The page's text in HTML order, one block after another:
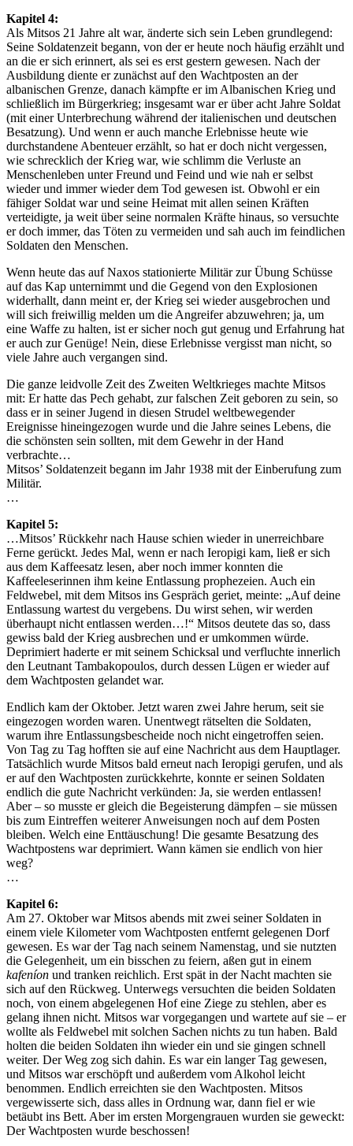
Kapitel 4:
Als Mitsos 21 Jahre alt war, änderte sich sein Leben grundlegend:
Seine Soldatenzeit begann, von der er heute noch häufig erzählt und
an die er sich erinnert, als sei es erst gestern gewesen. Nach der
Ausbildung diente er zunächst auf den Wachtposten an der
albanischen Grenze, danach kämpfte er im Albanischen Krieg und
schließlich im Bürgerkrieg; insgesamt war er über acht Jahre Soldat
(mit einer Unterbrechung während der italienischen und deutschen
Besatzung). Und wenn er auch manche Erlebnisse heute wie
durchstandene Abenteuer erzählt, so hat er doch nicht vergessen,
wie schrecklich der Krieg war, wie schlimm die Verluste an
Menschenleben unter Freund und Feind und wie nah er selbst
wieder und immer wieder dem Tod gewesen ist. Obwohl er ein
fähiger Soldat war und seine Heimat mit allen seinen Kräften
verteidigte, ja weit über seine normalen Kräfte hinaus, so versuchte
er doch immer, das Töten zu vermeiden und sah auch im feindlichen
Soldaten den Menschen.
Wenn heute das auf Naxos stationierte Militär zur Übung Schüsse
auf das Kap unternimmt und die Gegend von den Explosionen
widerhallt, dann meint er, der Krieg sei wieder ausgebrochen und
will sich freiwillig melden um die Angreifer abzuwehren; ja, um
eine Waffe zu halten, ist er sicher noch gut genug und Erfahrung hat
er auch zur Genüge! Nein, diese Erlebnisse vergisst man nicht, so
viele Jahre auch vergangen sind.
Die ganze leidvolle Zeit des Zweiten Weltkrieges machte Mitsos
mit: Er hatte das Pech gehabt, zur falschen Zeit geboren zu sein, so
dass er in seiner Jugend in diesen Strudel weltbewegender
Ereignisse hineingezogen wurde und die Jahre seines Lebens, die
die schönsten sein sollten, mit dem Gewehr in der Hand
verbrachte…
Mitsos’ Soldatenzeit begann im Jahr 1938 mit der Einberufung zum
Militär.
…
Kapitel 5:
…Mitsos’ Rückkehr nach Hause schien wieder in unerreichbare
Ferne gerückt. Jedes Mal, wenn er nach Ieropigi kam, ließ er sich
aus dem Kaffeesatz lesen, aber noch immer konnten die
Kaffeeleserinnen ihm keine Entlassung prophezeien. Auch ein
Feldwebel, mit dem Mitsos ins Gespräch geriet, meinte: „Auf deine
Entlassung wartest du vergebens. Du wirst sehen, wir werden
überhaupt nicht entlassen werden…!“ Mitsos deutete das so, dass
gewiss bald der Krieg ausbrechen und er umkommen würde.
Deprimiert haderte er mit seinem Schicksal und verfluchte innerlich
den Leutnant Tambakopoulos, durch dessen Lügen er wieder auf
dem Wachtposten gelandet war.
Endlich kam der Oktober. Jetzt waren zwei Jahre herum, seit sie
eingezogen worden waren. Unentwegt rätselten die Soldaten,
warum ihre Entlassungsbescheide noch nicht eingetroffen seien.
Von Tag zu Tag hofften sie auf eine Nachricht aus dem Hauptlager.
Tatsächlich wurde Mitsos bald erneut nach Ieropigi gerufen, und als
er auf den Wachtposten zurückkehrte, konnte er seinen Soldaten
endlich die gute Nachricht verkünden: Ja, sie werden entlassen!
Aber – so musste er gleich die Begeisterung dämpfen – sie müssen
bis zum Eintreffen weiterer Anweisungen noch auf dem Posten
bleiben. Welch eine Enttäuschung! Die gesamte Besatzung des
Wachtpostens war deprimiert. Wann kämen sie endlich von hier
weg?
…
Kapitel 6:
Am 27. Oktober war Mitsos abends mit zwei seiner Soldaten in
einem viele Kilometer vom Wachtposten entfernt gelegenen Dorf
gewesen. Es war der Tag nach seinem Namenstag, und sie nutzten
die Gelegenheit, um ein bisschen zu feiern, aßen gut in einem
kafeníon und tranken reichlich. Erst spät in der Nacht machten sie
sich auf den Rückweg. Unterwegs versuchten die beiden Soldaten
noch, von einem abgelegenen Hof eine Ziege zu stehlen, aber es
gelang ihnen nicht. Mitsos war vorgegangen und wartete auf sie – er
wollte als Feldwebel mit solchen Sachen nichts zu tun haben. Bald
holten die beiden Soldaten ihn wieder ein und sie gingen schnell
weiter. Der Weg zog sich dahin. Es war ein langer Tag gewesen,
und Mitsos war erschöpft und außerdem vom Alkohol leicht
benommen. Endlich erreichten sie den Wachtposten. Mitsos
vergewisserte sich, dass alles in Ordnung war, dann fiel er wie
betäubt ins Bett. Aber im ersten Morgengrauen wurden sie geweckt:
Der Wachtposten wurde beschossen!